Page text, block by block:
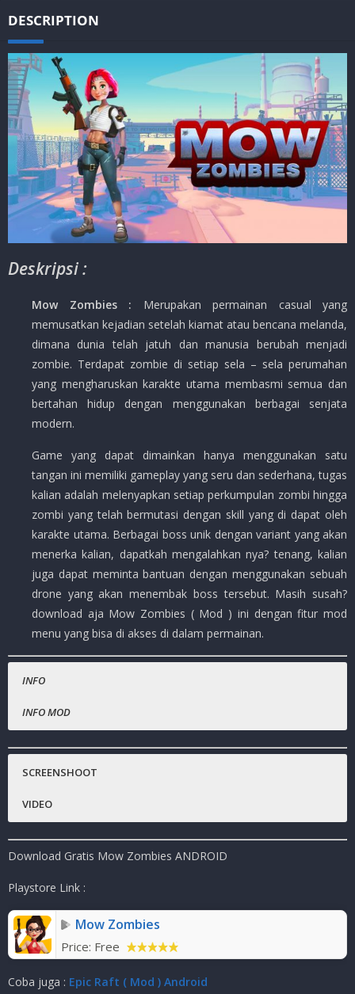
DESCRIPTION
Deskripsi :
Mow Zombies : Merupakan permainan casual yang
memusatkan kejadian setelah kiamat atau bencana melanda,
dimana dunia telah jatuh dan manusia berubah menjadi
zombie. Terdapat zombie di setiap sela – sela perumahan
yang mengharuskan karakte utama membasmi semua dan
bertahan hidup dengan menggunakan berbagai senjata
modern.
Game yang dapat dimainkan hanya menggunakan satu
tangan ini memiliki gameplay yang seru dan sederhana, tugas
kalian adalah melenyapkan setiap perkumpulan zombi hingga
zombi yang telah bermutasi dengan skill yang di dapat oleh
karakte utama. Berbagai boss unik dengan variant yang akan
menerka kalian, dapatkah mengalahkan nya? tenang, kalian
juga dapat meminta bantuan dengan menggunakan sebuah
drone yang akan menembak boss tersebut. Masih susah?
download aja Mow Zombies ( Mod ) ini dengan fitur mod
menu yang bisa di akses di dalam permainan.
INFO
INFO MOD
Platfrom
Publisher:Digital Native
Ukuran Game
Musuh menjadi lemah.
Mobs tidak bergerak.
SCREENSHOOT
VIDEO
Download Gratis Mow Zombies ANDROID
Playstore Link :
Mow Zombies
Price: Free
Coba juga : Epic Raft ( Mod ) Android